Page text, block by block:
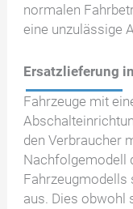
normalen
eine unzulässige
Ersatzlieferung
Fahrzeuge mit
den Verbraucher
Nachfolgemodell
Fahrzeugmodells
aus. Dies obwohl